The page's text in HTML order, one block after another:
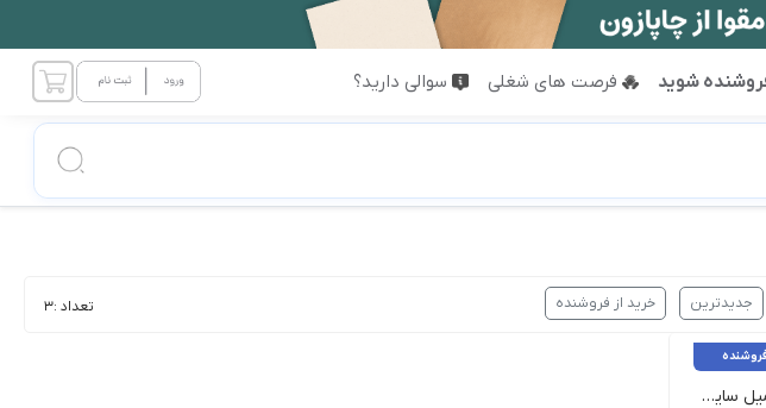
شوید فرصت های شغلی سوالی دارید؟
جدیدترین خرید از فروشنده تعداد :3
مقوا کرجی 2 میل سایز A3 بسته 10 برگی
کشور سازنده : ایران برند : فابیران